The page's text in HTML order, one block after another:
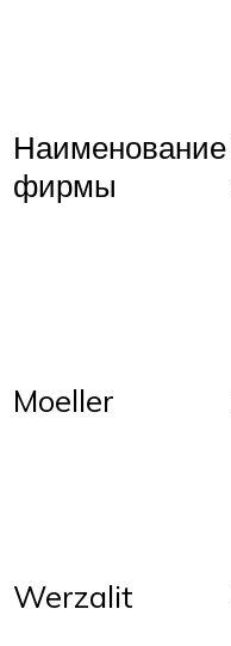
Наименование
фирмы
Moeller
Werzalit